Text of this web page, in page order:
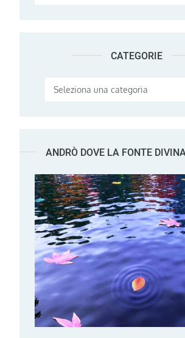
CATEGORIE
Categorie
ANDRÒ DOVE LA FONTE